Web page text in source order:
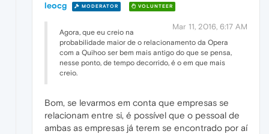
leocg MODERATOR VOLUNTEER
Mar 11, 2016, 6:17 AM
Agora, que eu creio na
probabilidade maior de o relacionamento da Opera
com a Quihoo ser bem mais antigo do que se pensa,
nesse ponto, de tempo decorrido, é o em que mais
creio.
Bom, se levarmos em conta que empresas se
relacionam entre si, é possível que o pessoal de
ambas as empresas já terem se encontrado por aí